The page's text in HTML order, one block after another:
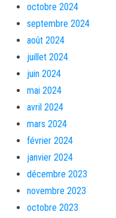
octobre 2024
septembre 2024
août 2024
juillet 2024
juin 2024
mai 2024
avril 2024
mars 2024
février 2024
janvier 2024
décembre 2023
novembre 2023
octobre 2023